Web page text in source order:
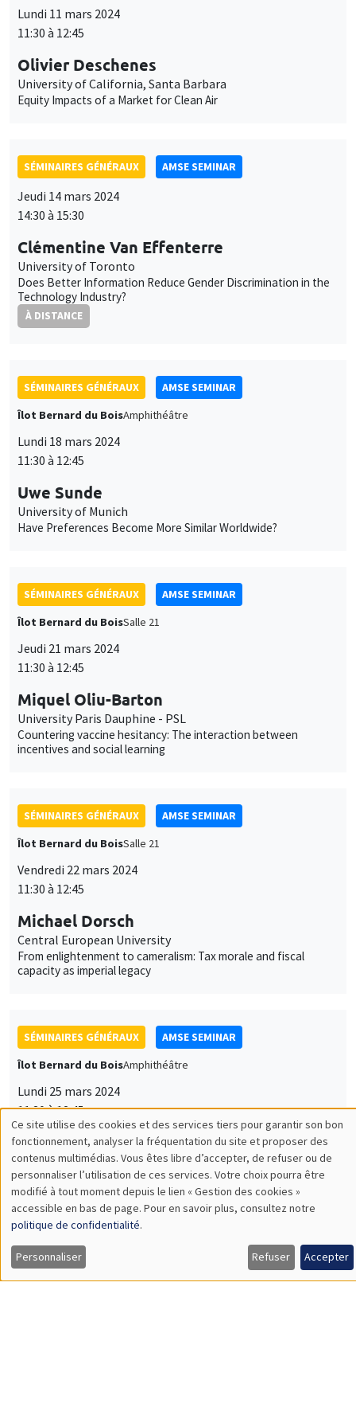
Lundi 11 mars 2024
11:30 à 12:45
Olivier Deschenes
University of California, Santa Barbara
Equity Impacts of a Market for Clean Air
SÉMINAIRES GÉNÉRAUX AMSE SEMINAR
Jeudi 14 mars 2024
14:30 à 15:30
Clémentine Van Effenterre
University of Toronto
Does Better Information Reduce Gender Discrimination in the
Technology Industry?
À DISTANCE
SÉMINAIRES GÉNÉRAUX
AMSE SEMINAR
Îlot Bernard du BoisAmphithéâtre
Lundi 18 mars 2024
11:30 à 12:45
Uwe Sunde
University of Munich
Have Preferences Become More Similar Worldwide?
SÉMINAIRES GÉNÉRAUX
AMSE SEMINAR
Îlot Bernard du BoisSalle 21
Jeudi 21 mars 2024
11:30 à 12:45
Miquel Oliu-Barton
University Paris Dauphine - PSL
Countering vaccine hesitancy: The interaction between
incentives and social learning
SÉMINAIRES GÉNÉRAUX
AMSE SEMINAR
Îlot Bernard du BoisSalle 21
Vendredi 22 mars 2024
11:30 à 12:45
Michael Dorsch
Central European University
From enlightenment to cameralism: Tax morale and fiscal
capacity as imperial legacy
SÉMINAIRES GÉNÉRAUX
AMSE SEMINAR
Îlot Bernard du BoisAmphithéâtre
Lundi 25 mars 2024
11:30 à 12:45
Guillermo Toral
IE University
Street-Level Rule of Law: Prosecutor Presence and the Fight
against Corruption
SÉMINAIRES GÉNÉRAUX
Îlot Bernard du BoisSalle 21
cookies